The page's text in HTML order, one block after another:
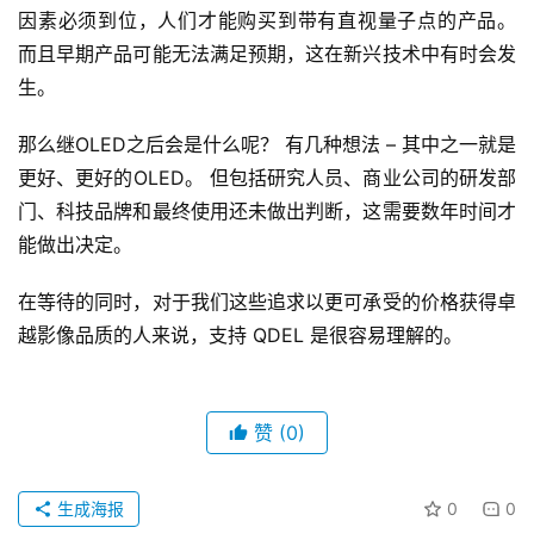
因素必须到位，人们才能购买到带有直视量子点的产品。
而且早期产品可能无法满足预期，这在新兴技术中有时会发
生。
那么继OLED之后会是什么呢？ 有几种想法 – 其中之一就是
更好、更好的OLED。 但包括研究人员、商业公司的研发部
门、科技品牌和最终使用还未做出判断，这需要数年时间才
能做出决定。
在等待的同时，对于我们这些追求以更可承受的价格获得卓
越影像品质的人来说，支持 QDEL 是很容易理解的。
赞 (0)
0 0
生成海报